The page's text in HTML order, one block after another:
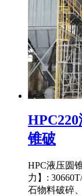
锥破
HPC液压圆
力】:
石物料破碎